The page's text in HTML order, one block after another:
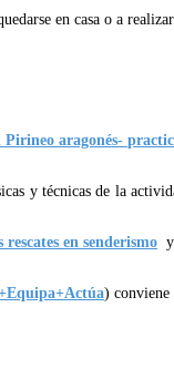
en casa o a
aragonés-
y técnicas de la
rescates en senderismo y
) conviene